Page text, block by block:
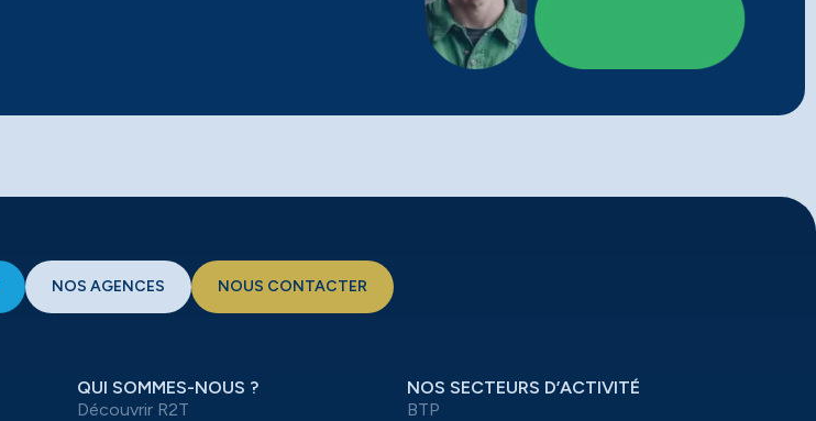
NOS AGENCES NOUS CONTACTER
QUI SOMMES-NOUS ?
Découvrir R2T
NOS SECTEURS D’ACTIVITÉ
BTP